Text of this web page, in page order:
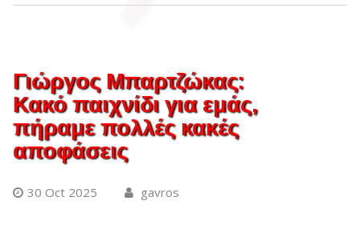
Γιώργος Μπαρτζώκας:
Κακό παιχνίδι για εμάς,
πήραμε πολλές κακές
αποφάσεις
30 Oct 2025 gavros